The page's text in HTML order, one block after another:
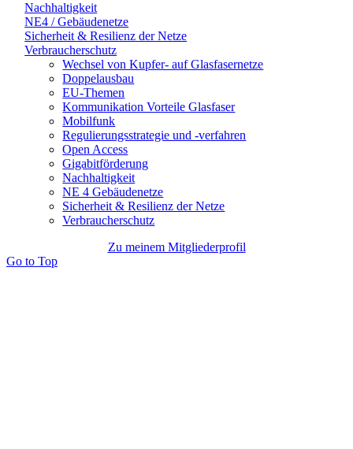
Nachhaltigkeit
NE4 / Gebäudenetze
Sicherheit & Resilienz der Netze
Verbraucherschutz
Wechsel von Kupfer- auf Glasfasernetze
Doppelausbau
EU-Themen
Kommunikation Vorteile Glasfaser
Mobilfunk
Regulierungsstrategie und -verfahren
Open Access
Gigabitförderung
Nachhaltigkeit
NE 4 Gebäudenetze
Sicherheit & Resilienz der Netze
Verbraucherschutz
Zu meinem Mitgliederprofil
Go to Top